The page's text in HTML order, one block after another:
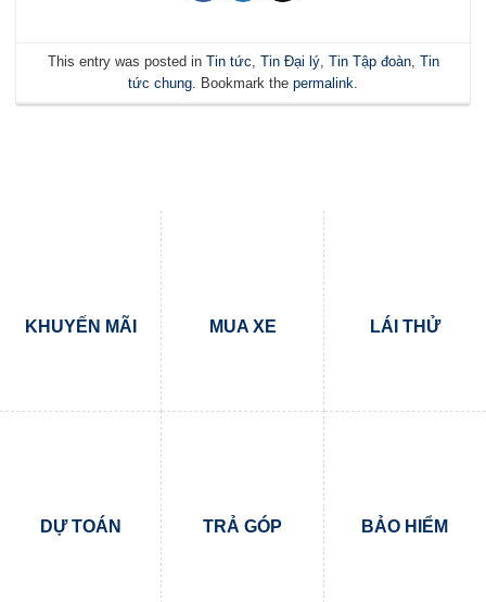
This entry was posted in Tin tức Tin Đại lý, Tin Tập đoàn, Tin
tức chung . Bookmark the permalink
KHUYẾN MÃI MUA XE LÁI THỬ
DỰ TOÁN TRẢ GÓP BẢO HIỂM